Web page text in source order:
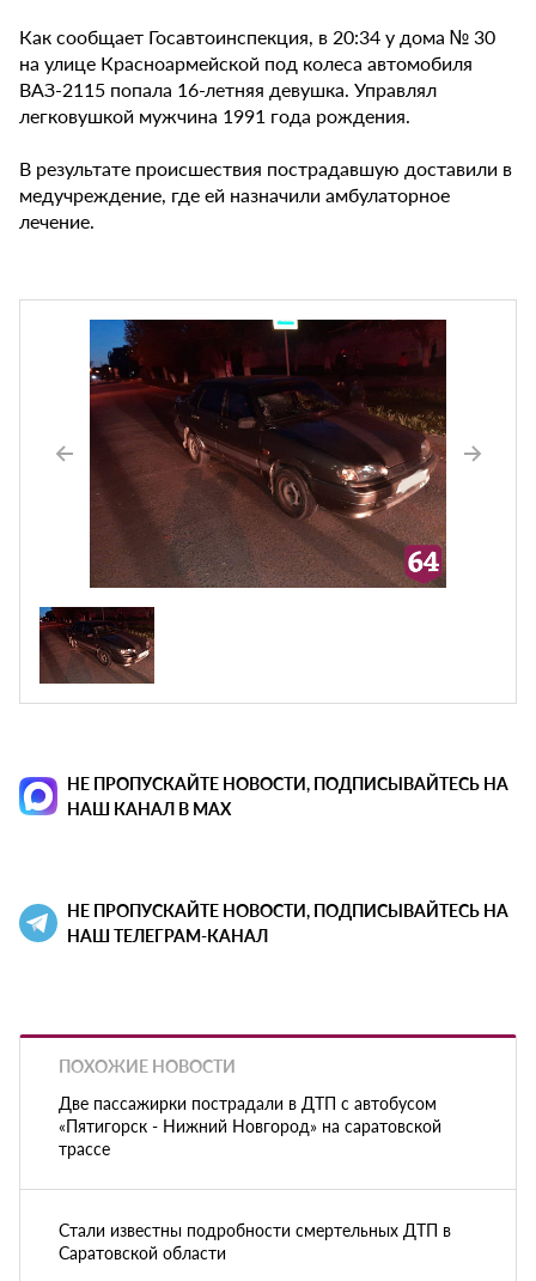
Как сообщает Госавтоинспекция, в 20:34 у дома № 30
на улице Красноармейской под колеса автомобиля
ВАЗ-2115 попала 16-летняя девушка. Управлял
легковушкой мужчина 1991 года рождения.
В результате происшествия пострадавшую доставили в
медучреждение, где ей назначили амбулаторное
лечение.
НЕ ПРОПУСКАЙТЕ НОВОСТИ, ПОДПИСЫВАЙТЕСЬ НА
НАШ КАНАЛ В MAX
НЕ ПРОПУСКАЙТЕ НОВОСТИ, ПОДПИСЫВАЙТЕСЬ НА
НАШ ТЕЛЕГРАМ-КАНАЛ
ПОХОЖИЕ НОВОСТИ
Две пассажирки пострадали в ДТП с автобусом
«Пятигорск - Нижний Новгород» на саратовской
трассе
Стали известны подробности смертельных ДТП в
Саратовской области